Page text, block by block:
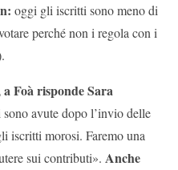
: oggi gli iscritti sono meno di
perché non i regola con i
Foà risponde Sara
avute dopo l’invio delle
iscritti morosi. Faremo una
sui contributi». Anche